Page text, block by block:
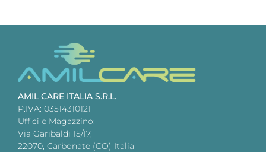
AMIL CARE ITALIA S.R.L.
P.IVA: 03514310121
Uffici e Magazzino:
Via Garibaldi 15/17,
22070, Carbonate (CO) Italia